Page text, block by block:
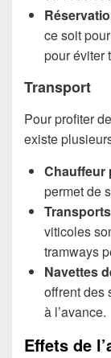
ce soit
pour éviter
Transport
Pour profiter
existe
Chauffeur
permet de
viticoles
tramways
Navettes
offrent des
à l’avance.
Effets de